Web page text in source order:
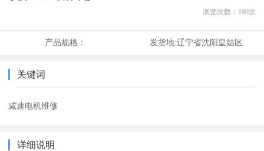
浏览次数： 190次
产品规格： 发货地:辽宁省沈阳皇姑区
关键词
减速电机维修
详细说明